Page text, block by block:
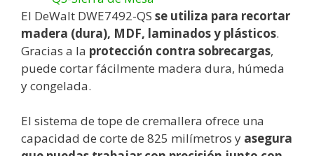
El DeWalt DWE7492-QS se utiliza para recortar
madera (dura), MDF, laminados y plásticos.
Gracias a la protección contra sobrecargas,
puede cortar fácilmente madera dura, húmeda
y congelada.
El sistema de tope de cremallera ofrece una
capacidad de corte de 825 milímetros y asegura